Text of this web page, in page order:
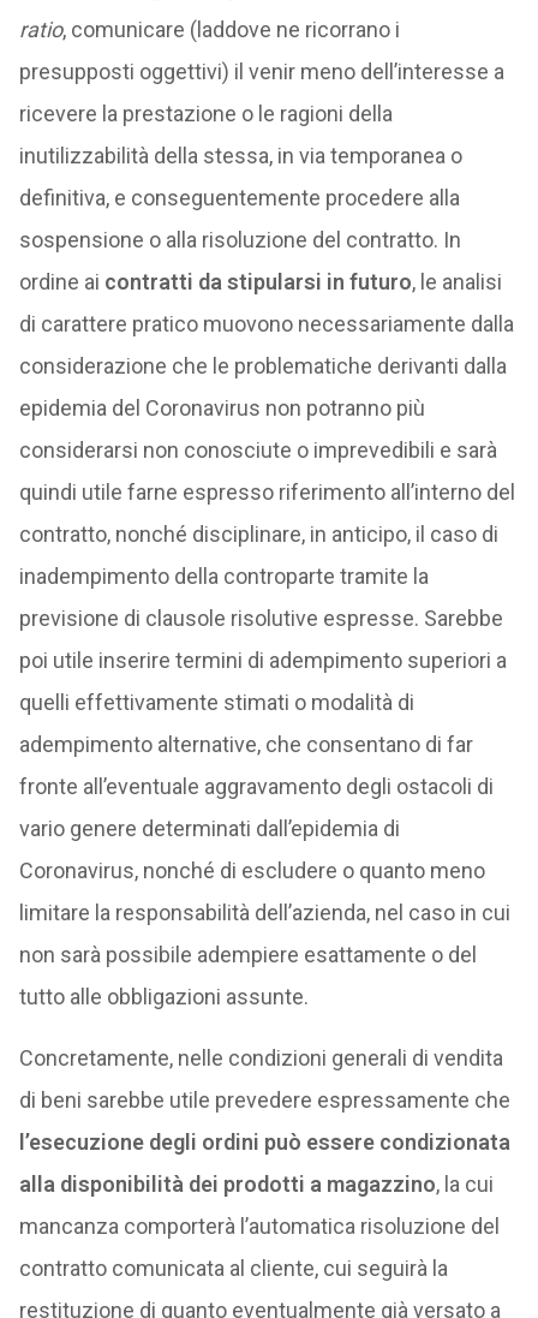
ratio, comunicare (laddove ne ricorrano i
presupposti oggettivi) il venir meno dell’interesse a
ricevere la prestazione o le ragioni della
inutilizzabilità della stessa, in via temporanea o
definitiva, e conseguentemente procedere alla
sospensione o alla risoluzione del contratto. In
ordine ai contratti da stipularsi in futuro , le analisi
di carattere pratico muovono necessariamente dalla
considerazione che le problematiche derivanti dalla
epidemia del Coronavirus non potranno più
considerarsi non conosciute o imprevedibili e sarà
quindi utile farne espresso riferimento all’interno del
contratto, nonché disciplinare, in anticipo, il caso di
inadempimento della controparte tramite la
previsione di clausole risolutive espresse. Sarebbe
poi utile inserire termini di adempimento superiori a
quelli effettivamente stimati o modalità di
adempimento alternative, che consentano di far
fronte all’eventuale aggravamento degli ostacoli di
vario genere determinati dall’epidemia di
Coronavirus, nonché di escludere o quanto meno
limitare la responsabilità dell’azienda, nel caso in cui
non sarà possibile adempiere esattamente o del
tutto alle obbligazioni assunte.
Concretamente, nelle condizioni generali di vendita
di beni sarebbe utile prevedere espressamente che
l’esecuzione degli ordini può essere condizionata
alla disponibilità dei prodotti a magazzino , la cui
mancanza comporterà l’automatica risoluzione del
contratto comunicata al cliente, cui seguirà la
restituzione di quanto eventualmente già versato a